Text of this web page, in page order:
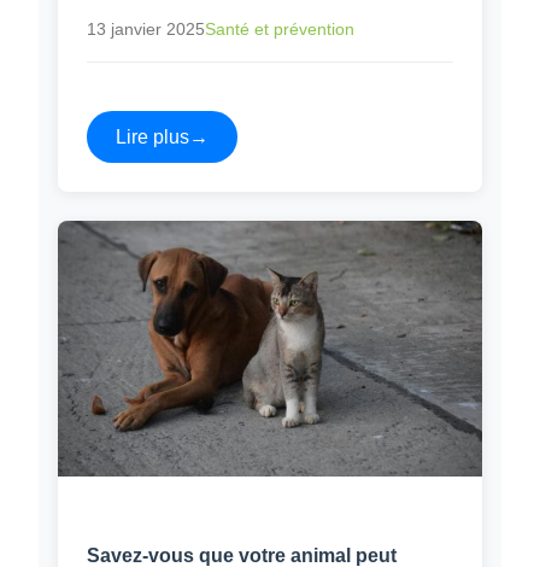
13 janvier 2025Santé et prévention
Lire plus→
Savez-vous que votre animal peut